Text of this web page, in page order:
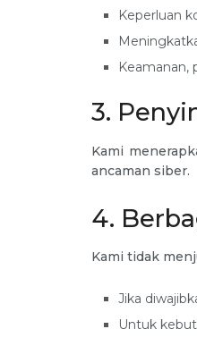
Keperluan
Keamanan,
3.
Kami
ancaman siber.
4.
Kami tidak
Jika
Untuk